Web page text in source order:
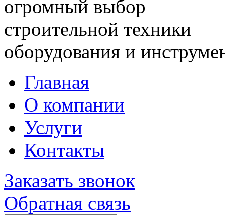
огромный выбор
строительной техники
оборудования и
Главная
О компании
Услуги
Контакты
Заказать звонок
Обратная связь